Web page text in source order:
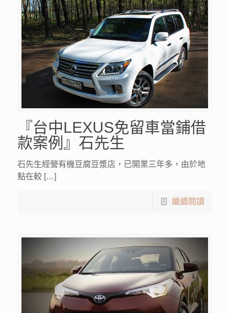
『台中LEXUS免留車當鋪借
款案例』石先生
石先生經營有機豆腐豆漿店，已開業三年多，由於地
點在較 […]
繼續閱讀